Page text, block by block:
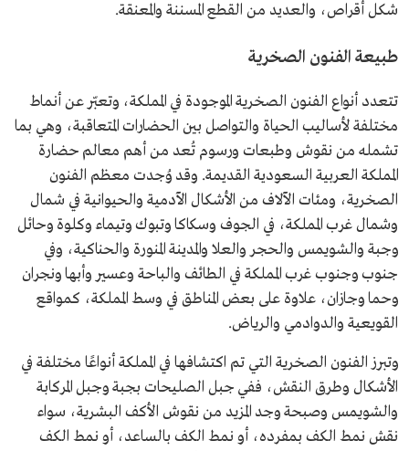
شكل أقراص، والعديد من القطع المسننة والمعنقة.
طبيعة الفنون الصخرية
تتعدد أنواع الفنون الصخرية الموجودة في المملكة، وتعبّر عن أنماط
مختلفة لأساليب الحياة والتواصل بين الحضارات المتعاقبة، وهي بما
تشمله من نقوش وطبعات ورسوم تُعد من أهم معالم حضارة
المملكة العربية السعودية القديمة. وقد وُجدت معظم الفنون
الصخرية، ومئات الآلاف من الأشكال الآدمية والحيوانية في شمال
وشمال غرب المملكة، في الجوف وسكاكا وتبوك وتيماء وكلوة وحائل
وجبة والشويمس والحجر والعلا والمدينة المنورة والحناكية، وفي
جنوب وجنوب غرب المملكة في الطائف والباحة وعسير وأبها ونجران
وحما وجازان، علاوة على بعض المناطق في وسط المملكة، كمواقع
القويعية والدوادمي والرياض.
وتبرز الفنون الصخرية التي تم اكتشافها في المملكة أنواعًا مختلفة في
الأشكال وطرق النقش، ففي جبل الصليحات بجبة وجبل المركابة
والشويمس وصبحة وجد المزيد من نقوش الأكف البشرية، سواء
نقش نمط الكف بمفرده، أو نمط الكف بالساعد، أو نمط الكف